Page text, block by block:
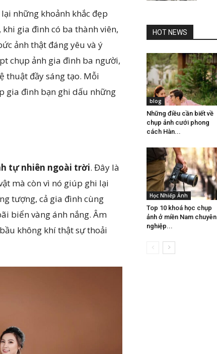
những khoảnh khắc đẹp
gia đình có ba thành viên,
ảnh thật đáng yêu và ý
chụp ảnh gia đình ba người,
thuật đầy sáng tạo. Mỗi
gia đình bạn ghi dấu những
tự nhiên ngoài trời. Đây là
mà còn vì nó giúp ghi lại
tượng, cả gia đình cùng
biển vàng ánh nắng. Âm
không khí thật sự thoải
HOT NEWS
blog
Những điều cần biết về
chụp ảnh cưới phong
cách Hàn...
Học Nhiếp Ảnh
Top 10 khoá học chụp
ảnh ở miền Nam chuyên
nghiệp...